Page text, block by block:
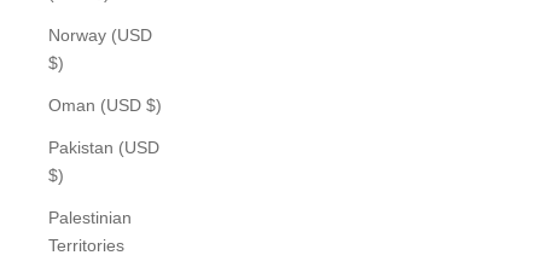
Norway (USD
$)
Oman (USD $)
Pakistan (USD
$)
Palestinian
Territories